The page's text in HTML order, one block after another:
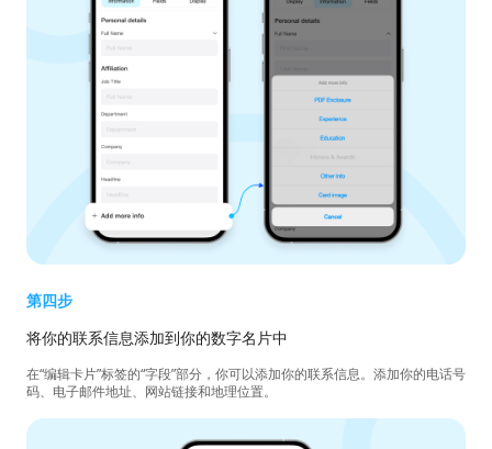
第四步
将你的联系信息添加到你的数字名片中
在“编辑卡片”标签的“字段”部分，你可以添加你的联系信息。添加你的电话号
码、电子邮件地址、网站链接和地理位置。